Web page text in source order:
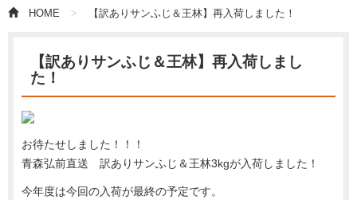
を
HOME 【訳ありサンふじ＆王林】再入荷しました！
【訳ありサンふじ＆王林】再入荷しまし
た！
お待たせしました！！！
青森弘前直送 訳ありサンふじ＆王林3kgが入荷しました！
今年度は今回の入荷が最終の予定です。